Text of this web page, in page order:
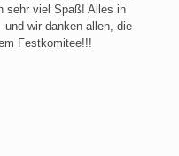
sehr viel Spaß! Alles in
wir danken allen, die
Festkomitee!!!